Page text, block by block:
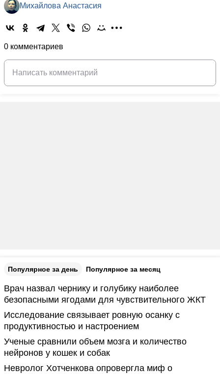
Михайлова Анастасия
0 комментариев
Популярное за день Популярное за месяц
Врач назвал чернику и голубику наиболее
безопасными ягодами для чувствительного ЖКТ
Исследование связывает ровную осанку с
продуктивностью и настроением
Ученые сравнили объем мозга и количество
нейронов у кошек и собак
Невролог Хотченкова опровергла миф о